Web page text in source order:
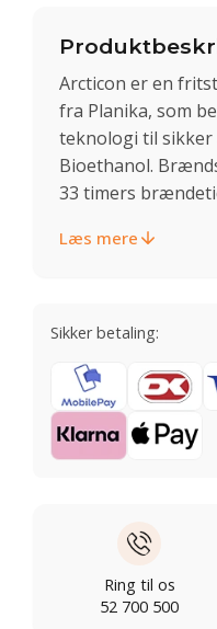
Arcticon er en
fra Planika, som
teknologi til
Bioethanol.
33 timers
Læs mere
Sikker betaling:
Ring til os
52 700 500